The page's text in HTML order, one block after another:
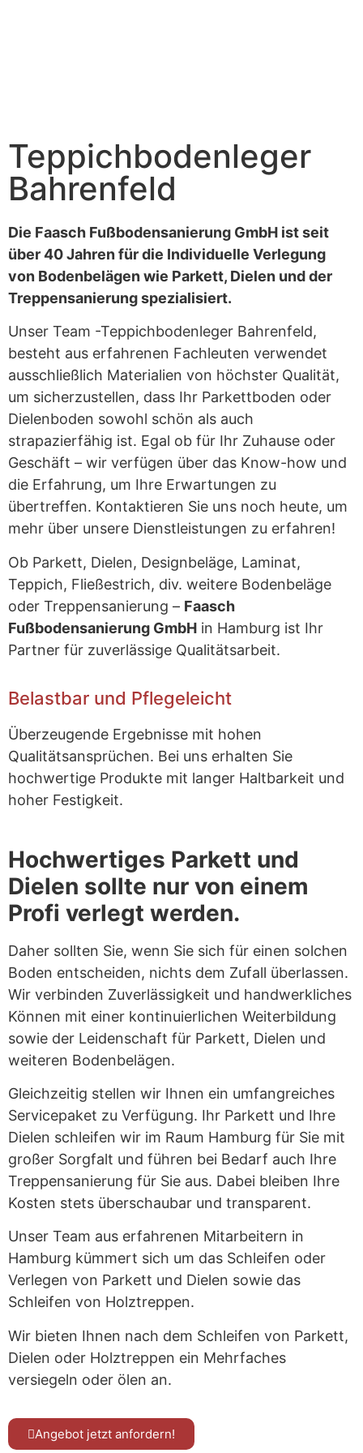
Teppichbodenleger
Bahrenfeld
Die Faasch Fußbodensanierung GmbH ist seit
über 40 Jahren für die Individuelle Verlegung
von Bodenbelägen wie Parkett, Dielen und der
Treppensanierung spezialisiert.
Unser Team -Teppichbodenleger Bahrenfeld,
besteht aus erfahrenen Fachleuten verwendet
ausschließlich Materialien von höchster Qualität,
um sicherzustellen, dass Ihr Parkettboden oder
Dielenboden sowohl schön als auch
strapazierfähig ist. Egal ob für Ihr Zuhause oder
Geschäft – wir verfügen über das Know-how und
die Erfahrung, um Ihre Erwartungen zu
übertreffen. Kontaktieren Sie uns noch heute, um
mehr über unsere Dienstleistungen zu erfahren!
Ob Parkett, Dielen, Designbeläge, Laminat,
Teppich, Fließestrich, div. weitere Bodenbeläge
oder Treppensanierung – Faasch
Fußbodensanierung GmbH in Hamburg ist Ihr
Partner für zuverlässige Qualitätsarbeit.
Belastbar und Pflegeleicht
Überzeugende Ergebnisse mit hohen
Qualitätsansprüchen. Bei uns erhalten Sie
hochwertige Produkte mit langer Haltbarkeit und
hoher Festigkeit.
Hochwertiges Parkett und
Dielen sollte nur von einem
Profi verlegt werden.
Daher sollten Sie, wenn Sie sich für einen solchen
Boden entscheiden, nichts dem Zufall überlassen.
Wir verbinden Zuverlässigkeit und handwerkliches
Können mit einer kontinuierlichen Weiterbildung
sowie der Leidenschaft für Parkett, Dielen und
weiteren Bodenbelägen.
Gleichzeitig stellen wir Ihnen ein umfangreiches
Servicepaket zu Verfügung. Ihr Parkett und Ihre
Dielen schleifen wir im Raum Hamburg für Sie mit
großer Sorgfalt und führen bei Bedarf auch Ihre
Treppensanierung für Sie aus. Dabei bleiben Ihre
Kosten stets überschaubar und transparent.
Unser Team aus erfahrenen Mitarbeitern in
Hamburg kümmert sich um das Schleifen oder
Verlegen von Parkett und Dielen sowie das
Schleifen von Holztreppen.
Wir bieten Ihnen nach dem Schleifen von Parkett,
Dielen oder Holztreppen ein Mehrfaches
versiegeln oder ölen an.
Angebot jetzt anfordern!